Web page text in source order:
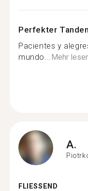
Perfekter
Pacientes y
mundo...Mehr
A.
FLIESSEND